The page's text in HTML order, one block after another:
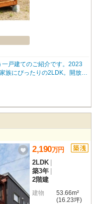
戸建てのご紹介です。2023
族にぴったりの2LDK。開放感
IHクッキングヒーターを備え
りますね。 収納力も
よい2面バルコニー、温水洗
充実しています。南東向きで
す。 閑静な住宅街
、日々の生活に便利。銭函ヨ
しめます。新しい暮らしを、
2,190万円
2LDK
築3年
2階建
建物
53.66m²
(16.23坪)